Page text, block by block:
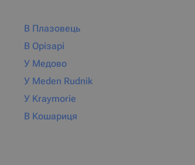
В Плазовець
В Орізарі
У Медово
У Meden Rudnik
У Kraymorie
В Кошариця